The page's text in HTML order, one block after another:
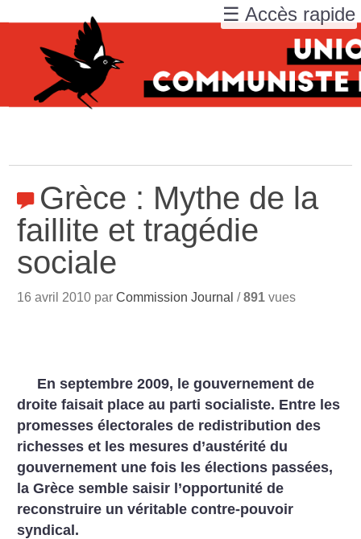
Grèce : Mythe de la
faillite et tragédie
sociale
16 avril 2010 parCommission Journal /891 vues
En septembre 2009, le gouvernement de
droite faisait place au parti socialiste. Entre les
promesses électorales de redistribution des
richesses et les mesures d’austérité du
gouvernement une fois les élections passées,
la Grèce semble saisir l’opportunité de
reconstruire un véritable contre-pouvoir
syndical.
☰ Accès rapide